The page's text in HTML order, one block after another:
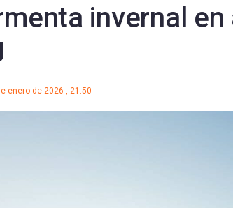
invernal
enero de 2026 , 21:50